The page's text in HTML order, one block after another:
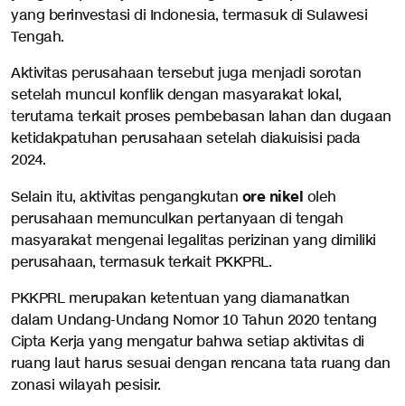
yang berinvestasi di Indonesia, termasuk di Sulawesi
Tengah.
Aktivitas perusahaan tersebut juga menjadi sorotan
setelah muncul konflik dengan masyarakat lokal,
terutama terkait proses pembebasan lahan dan dugaan
ketidakpatuhan perusahaan setelah diakuisisi pada
2024.
Selain itu, aktivitas pengangkutan ore nikel oleh
perusahaan memunculkan pertanyaan di tengah
masyarakat mengenai legalitas perizinan yang dimiliki
perusahaan, termasuk terkait PKKPRL.
PKKPRL merupakan ketentuan yang diamanatkan
dalam Undang-Undang Nomor 10 Tahun 2020 tentang
Cipta Kerja yang mengatur bahwa setiap aktivitas di
ruang laut harus sesuai dengan rencana tata ruang dan
zonasi wilayah pesisir.